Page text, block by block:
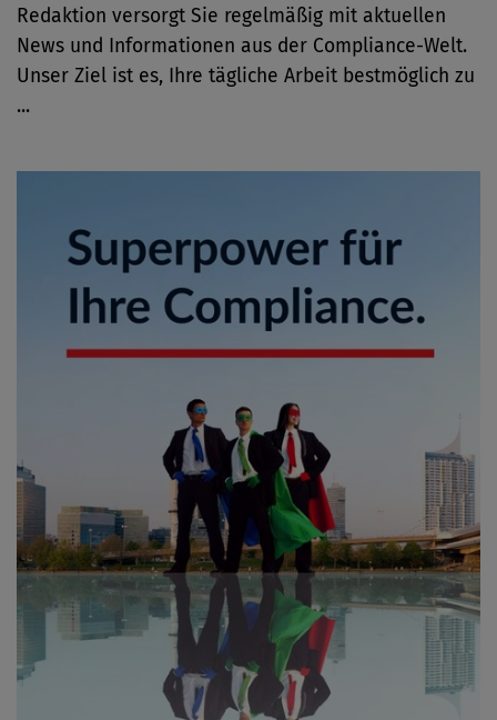
Redaktion versorgt Sie regelmäßig mit aktuellen
News und Informationen aus der Compliance-Welt.
Unser Ziel ist es, Ihre tägliche Arbeit bestmöglich zu
...